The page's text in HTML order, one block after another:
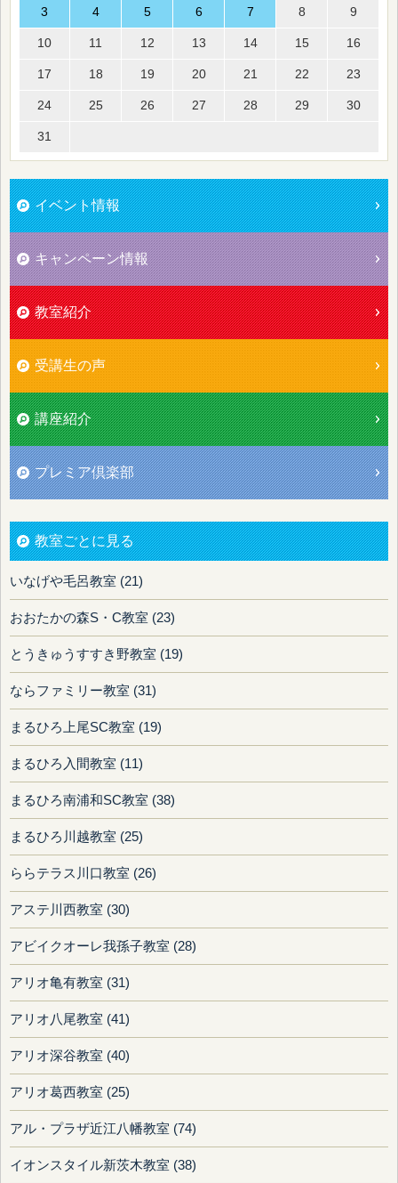
3 4 5 6 7 8 9
10 11 12 13 14 15 16
17 18 19 20 21 22 23
24 25 26 27 28 29 30
31
イベント情報
キャンペーン情報
教室紹介
受講生の声
講座紹介
プレミア倶楽部
教室ごとに見る
いなげや毛呂教室 (21)
おおたかの森S・C教室 (23)
とうきゅうすすき野教室 (19)
ならファミリー教室 (31)
まるひろ上尾SC教室 (19)
まるひろ入間教室 (11)
まるひろ南浦和SC教室 (38)
まるひろ川越教室 (25)
ららテラス川口教室 (26)
アステ川西教室 (30)
アビイクオーレ我孫子教室 (28)
アリオ亀有教室 (31)
アリオ八尾教室 (41)
アリオ深谷教室 (40)
アリオ葛西教室 (25)
アル・プラザ近江八幡教室 (74)
イオンスタイル新茨木教室 (38)